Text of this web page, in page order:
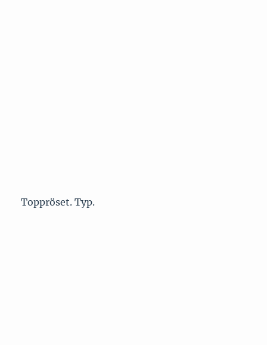
Toppröset. Typ.